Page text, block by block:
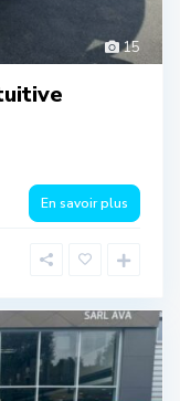
15
En savoir plus